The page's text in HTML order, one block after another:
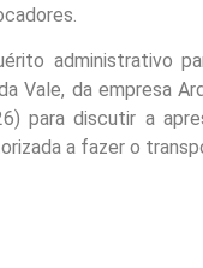
administrativo
Vale, da empresa
para discutir a
a fazer o